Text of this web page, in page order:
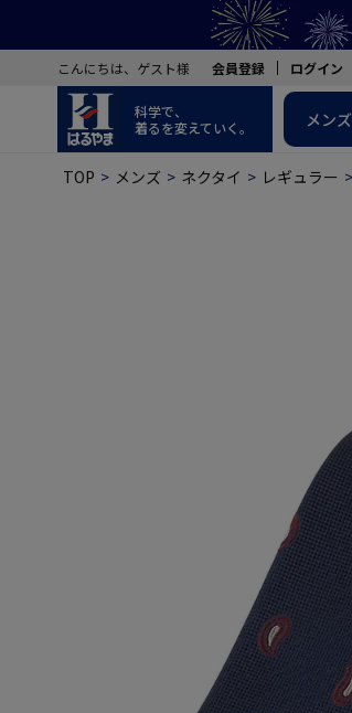
こんにちは、ゲスト様 会員登録 ログイン
科学で、
着るを変えていく。
メンズ
TOP メンズ ネクタイ レギュラー